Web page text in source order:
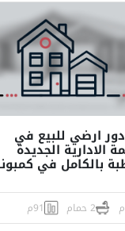
ارضي للبيع في
الادارية الجديدة
بالكامل في
2 حمام 91م